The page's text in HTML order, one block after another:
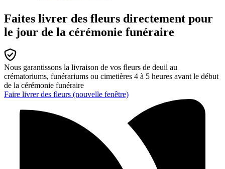
Faites livrer des fleurs directement pour
le jour de la cérémonie funéraire
Nous garantissons la livraison de vos fleurs de deuil au
crématoriums, funérariums ou cimetières 4 à 5 heures avant le début
de la cérémonie funéraire
Faire livrer des fleurs (nouvelle fenêtre)